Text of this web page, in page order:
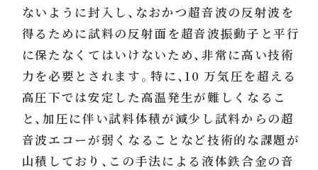
ないように封入し、なおかつ超音波の反射波を
得るために試料の反射面を超音波振動子と平行
に保たなくてはいけないため、非常に高い技術
力を必要とされます。特に、10 万気圧を超える
高圧下では安定した高温発生が難しくなるこ
と、加圧に伴い試料体積が減少し試料からの超
音波エコーが弱くなることなど技術的な課題が
山積しており、この手法による液体鉄合金の音